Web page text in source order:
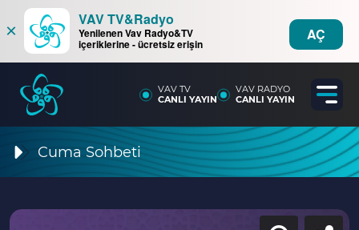
×
VAV TV&Radyo
Yenilenen Vav Radyo&TV
içeriklerine - ücretsiz erişin
AÇ
VAV TV
CANLI YAYIN
VAV RADYO
CANLI YAYIN
Cuma Sohbeti